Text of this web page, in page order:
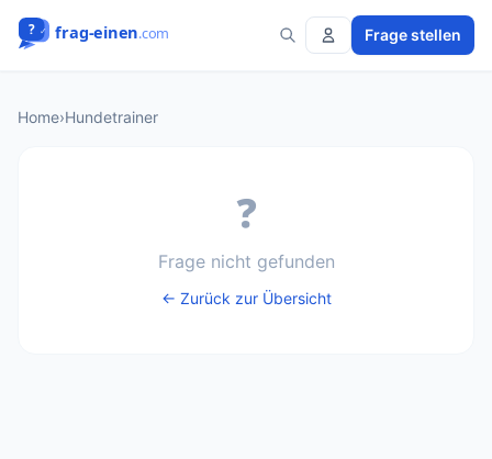
Frage stellen
Home›Hundetrainer
❓
Frage nicht gefunden
← Zurück zur Übersicht